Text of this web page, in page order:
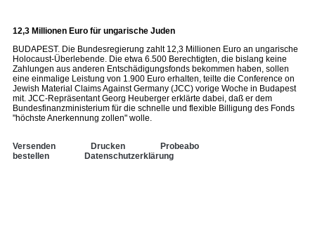
12,3 Millionen Euro für ungarische Juden
BUDAPEST. Die Bundesregierung zahlt 12,3 Millionen Euro an ungarische
Holocaust-Überlebende. Die etwa 6.500 Berechtigten, die bislang keine
Zahlungen aus anderen Entschädigungsfonds bekommen haben, sollen
eine einmalige Leistung von 1.900 Euro erhalten, teilte die Conference on
Jewish Material Claims Against Germany (JCC) vorige Woche in Budapest
mit. JCC-Repräsentant Georg Heuberger erklärte dabei, daß er dem
Bundesfinanzministerium für die schnelle und flexible Billigung des Fonds
"höchste Anerkennung zollen" wolle.
Versenden Drucken
Probeabo
bestellen
Datenschutzerklärung